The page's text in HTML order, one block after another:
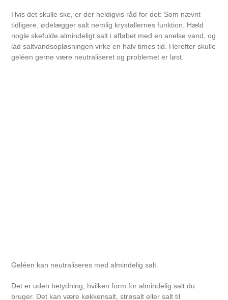
Hvis det skulle ske, er der heldigvis råd for det: Som nævnt
tidligere, ødelægger salt nemlig krystallernes funktion. Hæld
nogle skefulde almindeligt salt i afløbet med en anelse vand, og
lad saltvandsopløsningen virke en halv times tid. Herefter skulle
geléen gerne være neutraliseret og problemet er løst.
Geléen kan neutraliseres med almindelig salt.
Det er uden betydning, hvilken form for almindelig salt du
bruger. Det kan være køkkensalt, strøsalt eller salt til